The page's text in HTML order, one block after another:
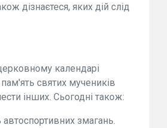
дізнаєтеся, яких дій слід
календарі
пам'ять святих мучеників
інших. Сьогодні також:
змагань.